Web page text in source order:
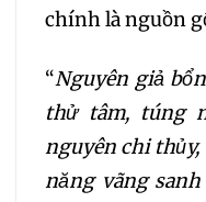
052
054
058
chính là nguồn
“Nguyên giả
thử tâm, túng
nguyên chi
năng vãng sanh